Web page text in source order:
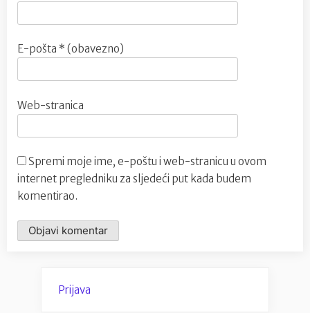
E-pošta * (obavezno)
Web-stranica
Spremi moje ime, e-poštu i web-stranicu u ovom
internet pregledniku za sljedeći put kada budem
komentirao.
Prijava